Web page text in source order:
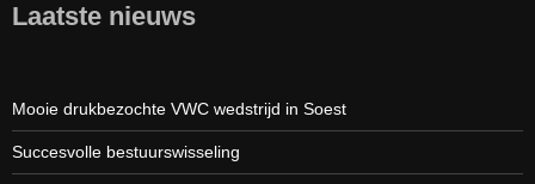
Laatste nieuws
Mooie drukbezochte VWC wedstrijd in Soest
Succesvolle bestuurswisseling